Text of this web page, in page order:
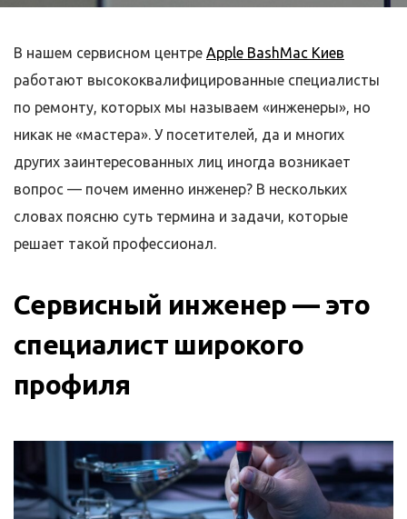
В нашем сервисном центре Apple BashMac Киев
работают высококвалифицированные специалисты
по ремонту, которых мы называем «инженеры», но
никак не «мастера». У посетителей, да и многих
других заинтересованных лиц иногда возникает
вопрос — почем именно инженер? В нескольких
словах поясню суть термина и задачи, которые
решает такой профессионал.
Сервисный инженер — это
специалист широкого
профиля